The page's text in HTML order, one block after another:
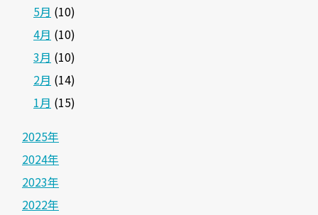
5月 (10)
4月 (10)
3月 (10)
2月 (14)
1月 (15)
2025年
2024年
2023年
2022年